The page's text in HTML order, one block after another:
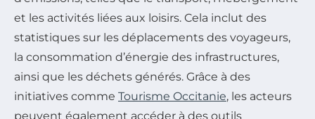
et les activités liées aux loisirs. Cela inclut des
statistiques sur les déplacements des voyageurs,
la consommation d’énergie des infrastructures,
ainsi que les déchets générés. Grâce à des
initiatives comme Tourisme Occitanie, les acteurs
peuvent également accéder à des outils